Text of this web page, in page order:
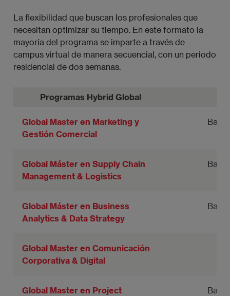
La flexibilidad que buscan los profesionales que
necesitan optimizar su tiempo. En este formato la
mayoría del programa se imparte a través de
campus virtual de manera secuencial, con un periodo
residencial de dos semanas.
Programas Hybrid Global
Global Master en Marketing y
Gestión Comercial
Global Máster en Supply Chain
Management & Logistics
Global Máster en Business
Analytics & Data Strategy
Global Master en Comunicación
Corporativa & Digital
Global Master en Project